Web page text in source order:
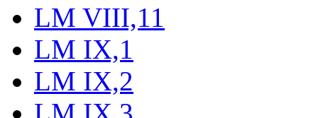
LM VIII,11
LM IX,1
LM IX,2